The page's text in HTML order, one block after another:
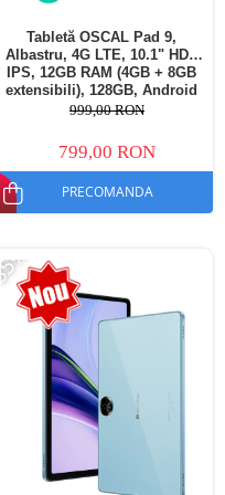
Tabletă OSCAL Pad 9,
Albastru, 4G LTE, 10.1" HD+
IPS, 12GB RAM (4GB + 8GB
extensibili), 128GB, Android
15, 7700mAh, Dual SIM
999,00 RON
799,00 RON
PRECOMANDA
-35%